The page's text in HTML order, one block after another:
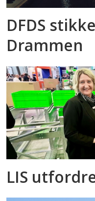
DFDS
Drammen
LIS